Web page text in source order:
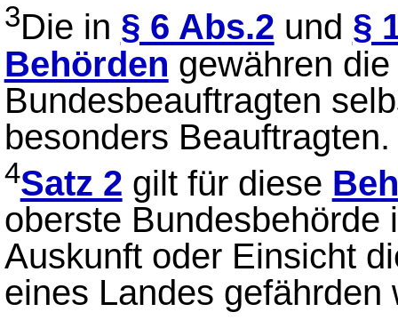
3Die in § 6 Abs.2 und §
Behörden gewähren
Bundesbeauftragten
besonders Beauftragten.
4Satz 2 gilt für diese
oberste
Auskunft oder Einsicht
eines Landes gefährden